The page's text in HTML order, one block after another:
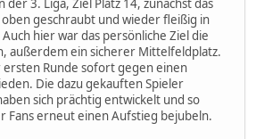
der 3. Liga, Ziel Platz 14, zunächst das
geschraubt und wieder fleißig in
hier war das persönliche Ziel die
außerdem ein sicherer Mittelfeldplatz.
Runde sofort gegen einen
Die dazu gekauften Spieler
sich prächtig entwickelt und so
Fans erneut einen Aufstieg bejubeln.